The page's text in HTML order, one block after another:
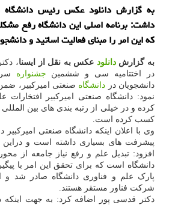
به گزارش دانلود عکس رئیس دانشگاه
داشت: برنامه اصلی این دانشگاه رفع
که این امر را مبنای فعالیت اساتید و
به گزارشدانلود عکس به نقل از ایسنا،
در اختتامیه سی و ششمین جشنواره
دانشجویان در دانشگاه صنعتی امیرکبیر،
نمود: دانشگاه صنعتی امیرکبیر
کرده و در خیلی از رتبه بندی های بین
کسب کرده است.
وی با اعلان اینکه دانشگاه صنعتی
پیشرفت های بسیاری داشته است و دراین
افزود: تبدیل علم و رفع نیاز جامعه از
دانشگاه است که برای تحقق این امر با
شرکت فناور مستقر هستند.
دکتر قدسی پور اضافه کرد: به جهت اینکه